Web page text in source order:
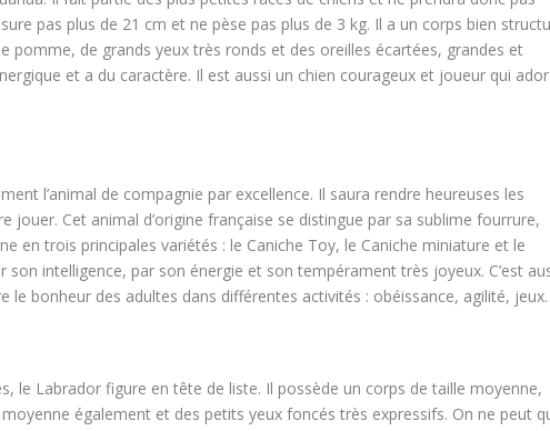
pas plus de 21 cm et ne pèse pas plus de 3 kg. Il a un corps bien
pomme, de grands yeux très ronds et des oreilles écartées, grandes et
et a du caractère. Il est aussi un chien courageux et joueur qui
l’animal de compagnie par excellence. Il saura rendre heureuses les
jouer. Cet animal d’origine française se distingue par sa sublime fourrure,
en trois principales variétés : le Caniche Toy, le Caniche miniature et le
son intelligence, par son énergie et son tempérament très joyeux. C’est
le bonheur des adultes dans différentes activités : obéissance, agilité,
le Labrador figure en tête de liste. Il possède un corps de taille moyenne,
également et des petits yeux foncés très expressifs. On ne peut